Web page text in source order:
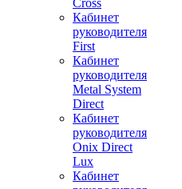
Cross
Кабинет
руководителя
First
Кабинет
руководителя
Metal System
Direct
Кабинет
руководителя
Onix Direct
Lux
Кабинет